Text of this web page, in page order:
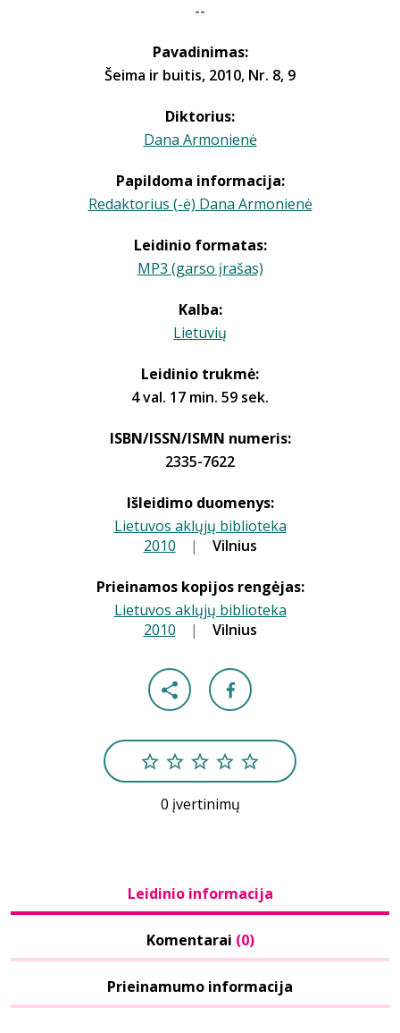
--
Pavadinimas:
Šeima ir buitis, 2010, Nr. 8, 9
Diktorius:
Dana Armonienė
Papildoma informacija:
Redaktorius (-ė) Dana Armonienė
Leidinio formatas:
MP3 (garso įrašas)
Kalba:
Lietuvių
Leidinio trukmė:
4 val. 17 min. 59 sek.
ISBN/ISSN/ISMN numeris:
2335-7622
Išleidimo duomenys:
Lietuvos aklųjų biblioteka
2010 | Vilnius
Prieinamos kopijos rengėjas:
Lietuvos aklųjų biblioteka
2010 | Vilnius
0 įvertinimų
Leidinio informacija
Komentarai (0)
Prieinamumo informacija